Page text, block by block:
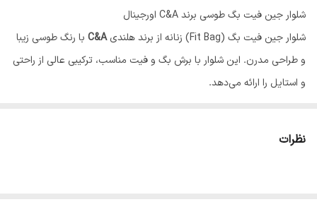
شلوار جین فیت بگ طوسی برند C&A اورجینال
شلوار جین فیت بگ (Fit Bag) زنانه از برند هلندی
C&A با رنگ طوسی زیبا
و طراحی مدرن. این شلوار با برش بگ و فیت مناسب، ترکیبی عالی از راحتی
و استایل را ارائه می‌دهد.
مدل...
نظرات